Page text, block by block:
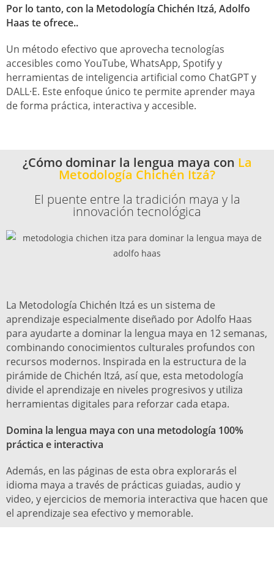
Por lo tanto, con la Metodología Chichén Itzá, Adolfo
Haas te ofrece..
Un método efectivo que aprovecha tecnologías
accesibles como YouTube, WhatsApp, Spotify y
herramientas de inteligencia artificial como ChatGPT y
DALL·E. Este enfoque único te permite aprender maya
de forma práctica, interactiva y accesible.
¿Cómo dominar la lengua maya con La
Metodología Chichén Itzá?
El puente entre la tradición maya y la
innovación tecnológica
La Metodología Chichén Itzá es un sistema de
aprendizaje especialmente diseñado por Adolfo Haas
para ayudarte a dominar la lengua maya en 12 semanas,
combinando conocimientos culturales profundos con
recursos modernos. Inspirada en la estructura de la
pirámide de Chichén Itzá, así que, esta metodología
divide el aprendizaje en niveles progresivos y utiliza
herramientas digitales para reforzar cada etapa.
Domina la lengua maya con una metodología 100%
práctica e interactiva
Además, en las páginas de esta obra explorarás el
idioma maya a través de prácticas guiadas, audio y
video, y ejercicios de memoria interactiva que hacen que
el aprendizaje sea efectivo y memorable.